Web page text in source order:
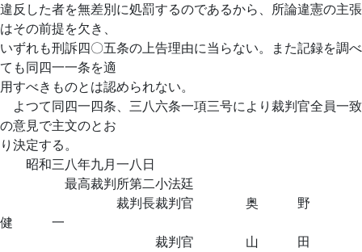
違反した者を無差別に処罰するのであるから、所論違憲の主張
はその前提を欠き、
いずれも刑訴四〇五条の上告理由に当らない。また記録を調べ
ても同四一一条を適
用すべきものとは認められない。
よつて同四一四条、三八六条一項三号により裁判官全員一致
の意見で主文のとお
り決定する。
昭和三八年九月一八日
最高裁判所第二小法廷
裁判長裁判官 奥 野
健 一
裁判官 山 田